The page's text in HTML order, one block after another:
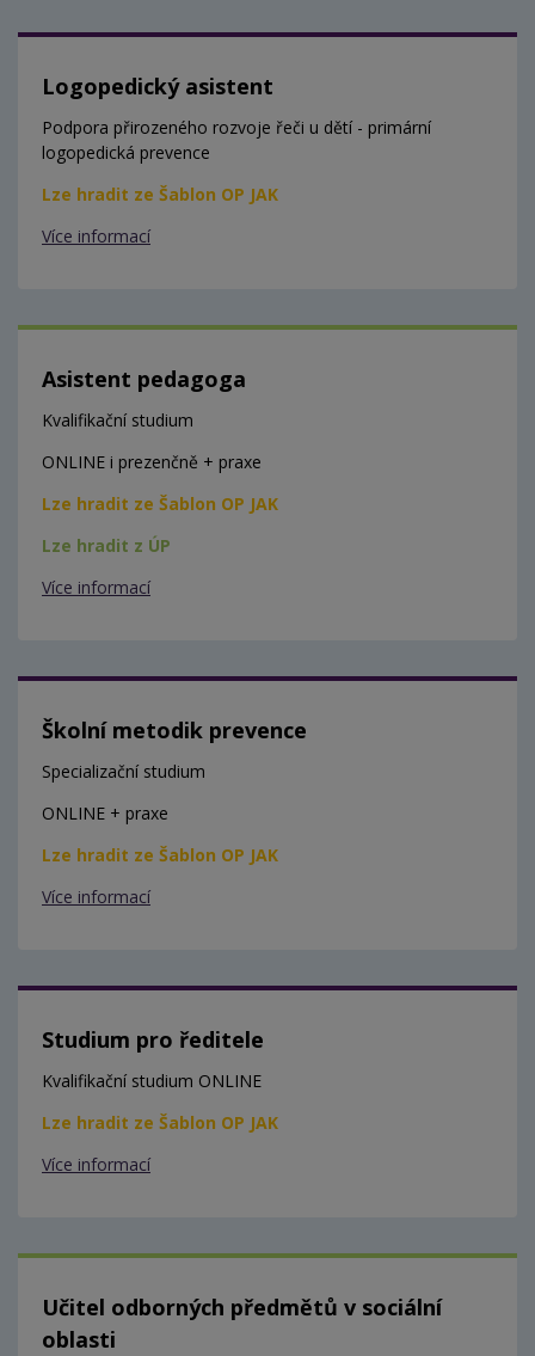
Logopedický asistent
Podpora přirozeného rozvoje řeči u dětí - primární
logopedická prevence
Lze hradit ze Šablon OP JAK
Více informací
Asistent pedagoga
Kvalifikační studium
ONLINE i prezenčně + praxe
Lze hradit ze Šablon OP JAK
Lze hradit z ÚP
Více informací
Školní metodik prevence
Specializační studium
ONLINE + praxe
Lze hradit ze Šablon OP JAK
Více informací
Studium pro ředitele
Kvalifikační studium ONLINE
Lze hradit ze Šablon OP JAK
Více informací
Učitel odborných předmětů v sociální
oblasti